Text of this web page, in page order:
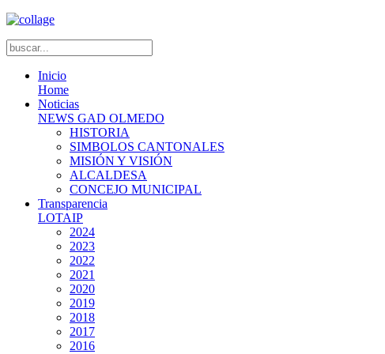
Inicio
Home
Noticias
NEWS GAD OLMEDO
HISTORIA
SIMBOLOS CANTONALES
MISIÓN Y VISIÓN
ALCALDESA
CONCEJO MUNICIPAL
Transparencia
LOTAIP
2024
2023
2022
2021
2020
2019
2018
2017
2016